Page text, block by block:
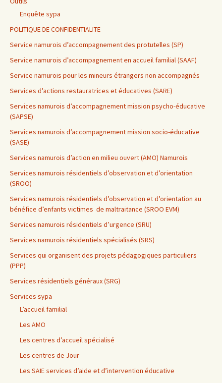
Enquête sypa
POLITIQUE DE CONFIDENTIALITE
Service namurois d’accompagnement des protutelles (SP)
Service namurois d’accompagnement en accueil familial (SAAF)
Service namurois pour les mineurs étrangers non accompagnés
Services d’actions restauratrices et éducatives (SARE)
Services namurois d’accompagnement mission psycho-éducative
(SAPSE)
Services namurois d’accompagnement mission socio-éducative
(SASE)
Services namurois d’action en milieu ouvert (AMO) Namurois
Services namurois résidentiels d’observation et d’orientation
(SROO)
Services namurois résidentiels d’observation et d’orientation au
bénéfice d’enfants victimes de maltraitance (SROO EVM)
Services namurois résidentiels d’urgence (SRU)
Services namurois résidentiels spécialisés (SRS)
Services qui organisent des projets pédagogiques particuliers
(PPP)
Services résidentiels généraux (SRG)
Services sypa
L’accueil familial
Les AMO
Les centres d’accueil spécialisé
Les centres de Jour
Les SAIE services d’aide et d’intervention éducative